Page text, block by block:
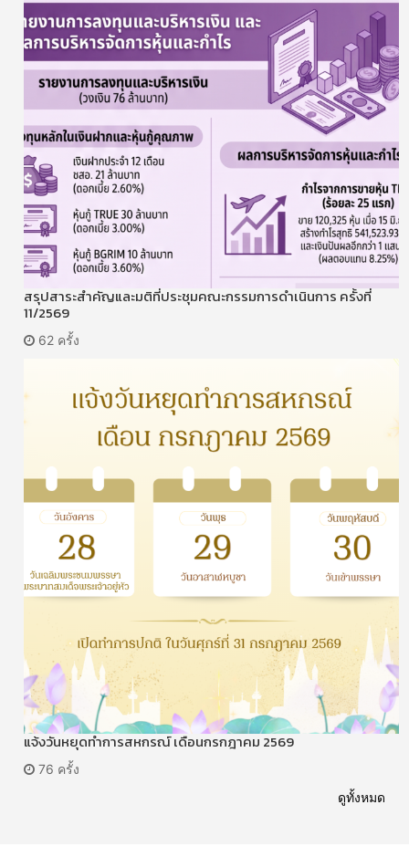
สรุปสาระสำคัญและมติที่ประชุมคณะกรรมการดำเนินการ ครั้งที่
11/2569
62 ครั้ง
แจ้งวันหยุดทำการสหกรณ์ เดือนกรกฎาคม 2569
76 ครั้ง
ดูทั้งหมด